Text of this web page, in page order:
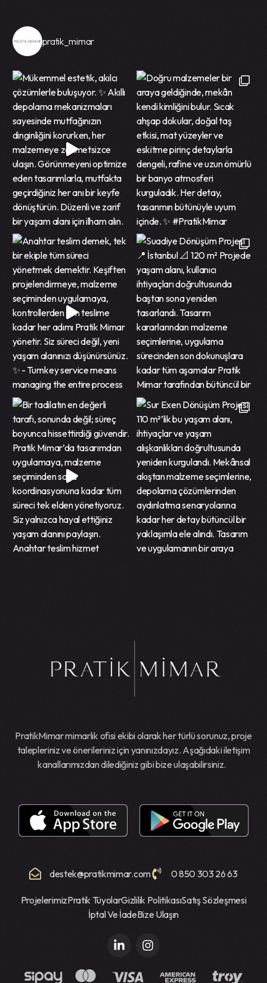
pratik_mimar
PratikMimar mimarlık ofisi ekibi olarak her türlü sorunuz, proje
talepleriniz ve önerileriniz için yanınızdayız. Aşağıdaki iletişim
kanallarımızdan dilediğiniz gibi bize ulaşabilirsiniz.
destek@pratikmimar.com 0 850 303 26 63
ProjelerimizPratik TüyolarGizlilik PolitikasıSatış Sözleşmesi
İptal Ve İadeBize Ulaşın